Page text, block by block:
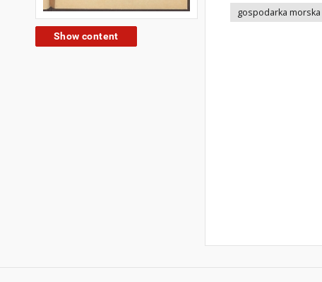
Show content
gospodarka morska